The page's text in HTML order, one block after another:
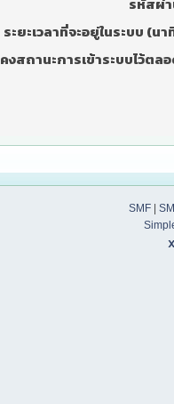
ระยะเวลาที่จะอยู่ในระบบ (นา
คงสถานะการเข้าระบบไว้ตล
SMF|